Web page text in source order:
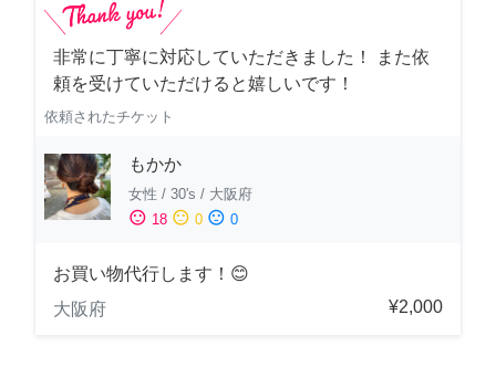
非常に丁寧に対応していただきました！ また依
頼を受けていただけると嬉しいです！
依頼されたチケット
もかか
女性 / 30's / 大阪府
sentiment_satisfied 18 sentiment_neutral 0 sentiment_dissatisfied 0
お買い物代行します！😊
大阪府
¥2,000